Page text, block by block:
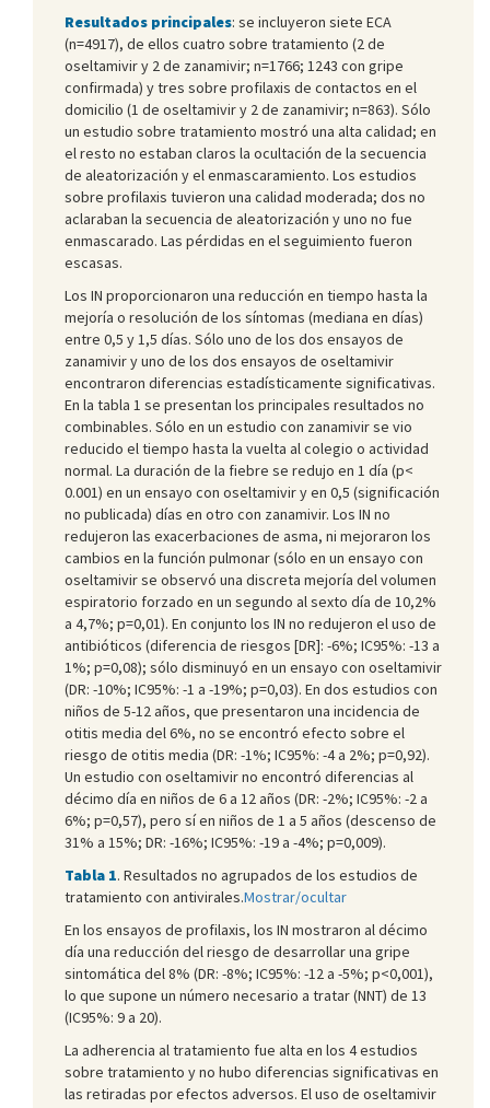
Resultados principales: se incluyeron siete ECA
(n=4917), de ellos cuatro sobre tratamiento (2 de
oseltamivir y 2 de zanamivir; n=1766; 1243 con gripe
confirmada) y tres sobre profilaxis de contactos en el
domicilio (1 de oseltamivir y 2 de zanamivir; n=863). Sólo
un estudio sobre tratamiento mostró una alta calidad; en
el resto no estaban claros la ocultación de la secuencia
de aleatorización y el enmascaramiento. Los estudios
sobre profilaxis tuvieron una calidad moderada; dos no
aclaraban la secuencia de aleatorización y uno no fue
enmascarado. Las pérdidas en el seguimiento fueron
escasas.
Los IN proporcionaron una reducción en tiempo hasta la
mejoría o resolución de los síntomas (mediana en días)
entre 0,5 y 1,5 días. Sólo uno de los dos ensayos de
zanamivir y uno de los dos ensayos de oseltamivir
encontraron diferencias estadísticamente significativas.
En la tabla 1 se presentan los principales resultados no
combinables. Sólo en un estudio con zanamivir se vio
reducido el tiempo hasta la vuelta al colegio o actividad
normal. La duración de la fiebre se redujo en 1 día (p<
0.001) en un ensayo con oseltamivir y en 0,5 (significación
no publicada) días en otro con zanamivir. Los IN no
redujeron las exacerbaciones de asma, ni mejoraron los
cambios en la función pulmonar (sólo en un ensayo con
oseltamivir se observó una discreta mejoría del volumen
espiratorio forzado en un segundo al sexto día de 10,2%
a 4,7%; p=0,01). En conjunto los IN no redujeron el uso de
antibióticos (diferencia de riesgos [DR]: -6%; IC95%: -13 a
1%; p=0,08); sólo disminuyó en un ensayo con oseltamivir
(DR: -10%; IC95%: -1 a -19%; p=0,03). En dos estudios con
niños de 5-12 años, que presentaron una incidencia de
otitis media del 6%, no se encontró efecto sobre el
riesgo de otitis media (DR: -1%; IC95%: -4 a 2%; p=0,92).
Un estudio con oseltamivir no encontró diferencias al
décimo día en niños de 6 a 12 años (DR: -2%; IC95%: -2 a
6%; p=0,57), pero sí en niños de 1 a 5 años (descenso de
31% a 15%; DR: -16%; IC95%: -19 a -4%; p=0,009).
Tabla 1. Resultados no agrupados de los estudios de
tratamiento con antivirales.Mostrar/ocultar
En los ensayos de profilaxis, los IN mostraron al décimo
día una reducción del riesgo de desarrollar una gripe
sintomática del 8% (DR: -8%; IC95%: -12 a -5%; p<0,001),
lo que supone un número necesario a tratar (NNT) de 13
(IC95%: 9 a 20).
La adherencia al tratamiento fue alta en los 4 estudios
sobre tratamiento y no hubo diferencias significativas en
las retiradas por efectos adversos. El uso de oseltamivir